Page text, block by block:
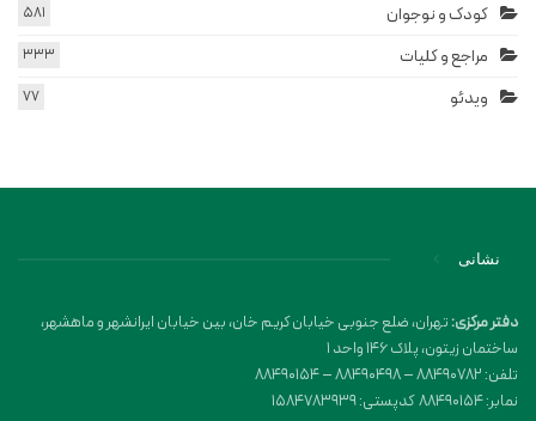
کودک و نوجوان 581
مراجع و کلیات 333
ویدئو 77
نشانی
دفتر مرکزی:تهران، ضلع جنوبی خیابان کریم خان، بین خیابان ایرانشهر و ماهشهر،
ساختمان زیتون، پلاک 146 واحد 1
تلفن: 88490782 – 88490498 – 88490154
نمابر: 88490154 کدپستی: 1584783939